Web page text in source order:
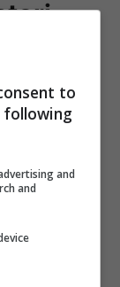
di
del
allo
to
following
and
and